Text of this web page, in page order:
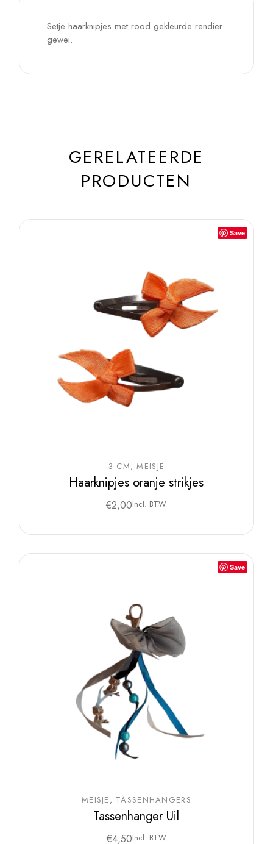
Setje haarknipjes met rood gekleurde rendier
gewei.
GERELATEERDE
PRODUCTEN
Save
3 CM MEISJE
Haarknipjes oranje strikjes
€2,00Incl. BTW
Save
MEISJE TASSENHANGERS
Tassenhanger Uil
€4,50Incl. BTW